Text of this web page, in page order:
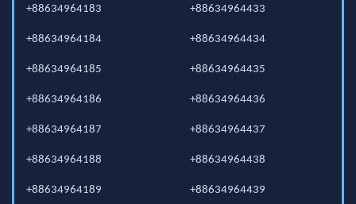
+88634964183
+88634964184
+88634964185
+88634964186
+88634964187
+88634964188
+88634964189
+88634964433
+88634964434
+88634964435
+88634964436
+88634964437
+88634964438
+88634964439